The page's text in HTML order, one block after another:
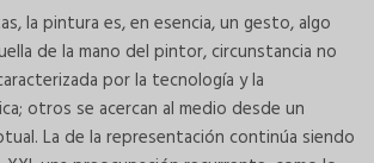
la pintura es, en esencia, un gesto, algo
de la mano del pintor, circunstancia no
por la tecnología y la
otros se acercan al medio desde un
La de la representación continúa siendo